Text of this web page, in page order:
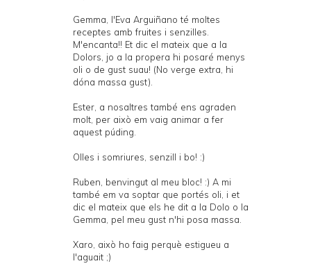
Gemma, l'Eva Arguiñano té moltes
receptes amb fruites i senzilles.
M'encanta!! Et dic el mateix que a la
Dolors, jo a la propera hi posaré menys
oli o de gust suau! (No verge extra, hi
dóna massa gust).
Ester, a nosaltres també ens agraden
molt, per això em vaig animar a fer
aquest púding.
Olles i somriures, senzill i bo! :)
Ruben, benvingut al meu bloc! :) A mi
també em va soptar que portés oli, i et
dic el mateix que els he dit a la Dolo o la
Gemma, pel meu gust n'hi posa massa.
Xaro, això ho faig perquè estigueu a
l'aguait ;)